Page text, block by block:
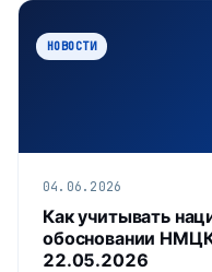
НОВОСТИ
04.06.2026
Как учитывать
обосновании
22.05.2026